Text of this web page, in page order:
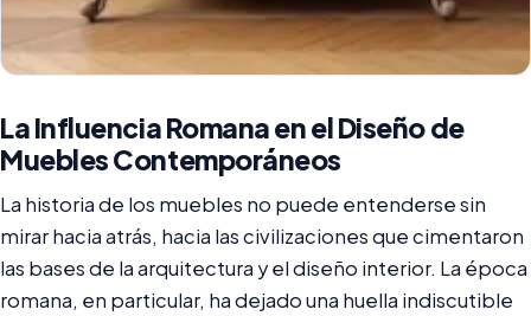
La Influencia Romana en el Diseño de
Muebles Contemporáneos
La historia de los muebles no puede entenderse sin
mirar hacia atrás, hacia las civilizaciones que cimentaron
las bases de la arquitectura y el diseño interior. La época
romana, en particular, ha dejado una huella indiscutible